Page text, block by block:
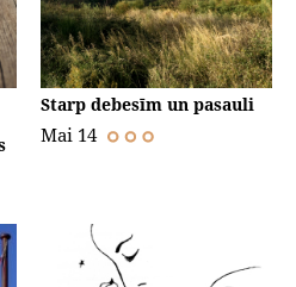
Starp debesīm un pasauli
Mai 14